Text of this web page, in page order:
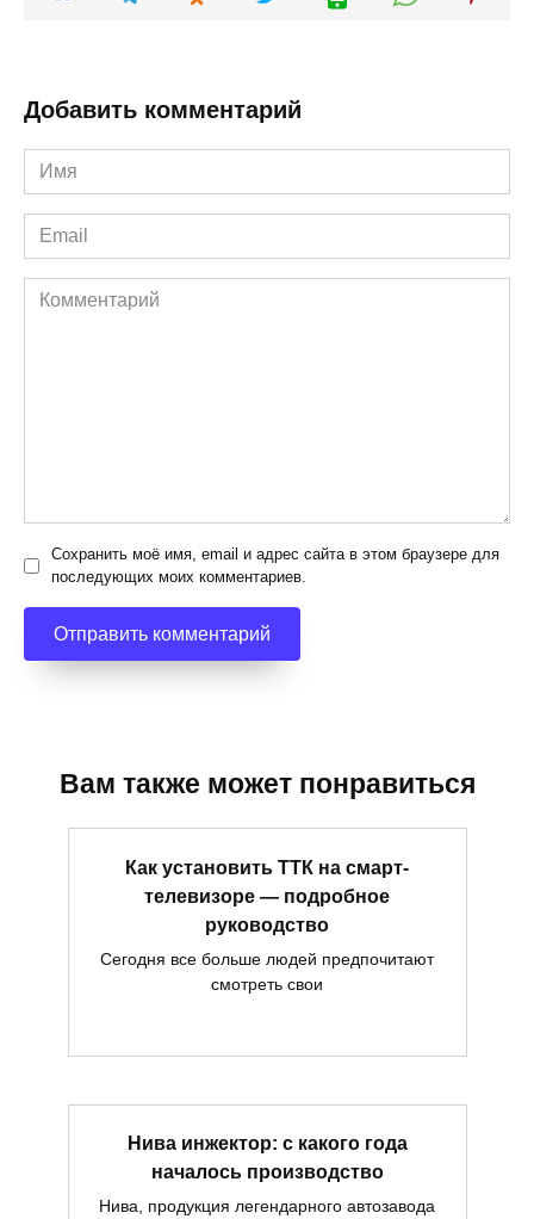
Добавить комментарий
Имя
*
Email
*
Комментарий
Сохранить моё имя, email и адрес сайта в этом браузере для
последующих моих комментариев.
Вам также может понравиться
Как установить ТТК на смарт-
телевизоре — подробное
руководство
Сегодня все больше людей предпочитают
смотреть свои
Нива инжектор: с какого года
началось производство
Нива, продукция легендарного автозавода